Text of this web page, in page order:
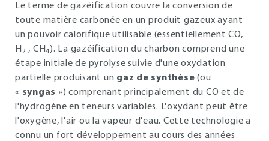
Le terme de gazéification couvre la conversion de
toute matière carbonée en un produit gazeux ayant
un pouvoir calorifique utilisable (essentiellement CO,
H 2 , CH4). La gazéification du charbon comprend une
étape initiale de pyrolyse suivie d'une oxydation
partielle produisant un gaz de synthèse (ou
« syngas ») comprenant principalement du CO et de
l'hydrogène en teneurs variables. L'oxydant peut être
l'oxygène, l'air ou la vapeur d'eau. Cette technologie a
connu un fort développement au cours des années